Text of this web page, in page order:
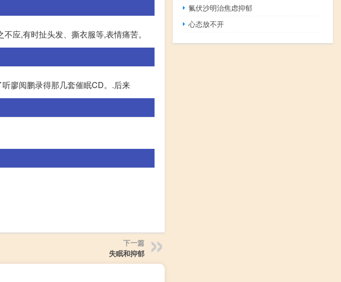
应,有时扯头发、撕衣服等,表情痛苦。
廖阅鹏录得那几套催眠CD。.后来
下一篇
失眠和抑郁
氟伏沙明治焦虑抑郁
心态放不开